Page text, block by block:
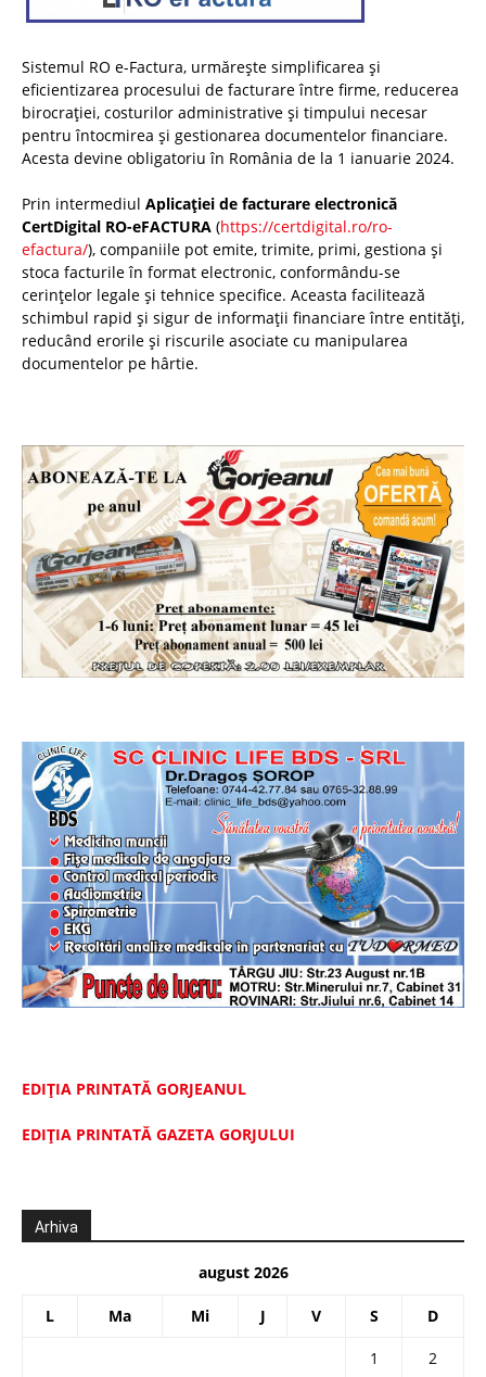
Sistemul RO e-Factura, urmărește simplificarea și
eficientizarea procesului de facturare între firme, reducerea
birocrației, costurilor administrative și timpului necesar
pentru întocmirea și gestionarea documentelor financiare.
Acesta devine obligatoriu în România de la 1 ianuarie 2024.
Prin intermediul Aplicației de facturare electronică
CertDigital RO-eFACTURA (https://certdigital.ro/ro-
efactura/), companiile pot emite, trimite, primi, gestiona și
stoca facturile în format electronic, conformându-se
cerințelor legale și tehnice specifice. Aceasta facilitează
schimbul rapid și sigur de informații financiare între entități,
reducând erorile și riscurile asociate cu manipularea
documentelor pe hârtie.
EDIȚIA PRINTATĂ GORJEANUL
EDIŢIA PRINTATĂ GAZETA GORJULUI
Arhiva
august 2026
L Ma Mi J V S D
1 2